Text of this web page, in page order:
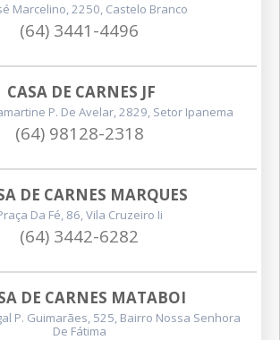
Marcelino, 2250, Castelo Branco
(64) 3441-4496
CASA DE CARNES JF
P. De Avelar, 2829, Setor Ipanema
(64) 98128-2318
DE CARNES MARQUES
Da Fé, 86, Vila Cruzeiro Ii
(64) 3442-6282
DE CARNES MATABOI
P. Guimarães, 525, Bairro Nossa Senhora
De Fátima